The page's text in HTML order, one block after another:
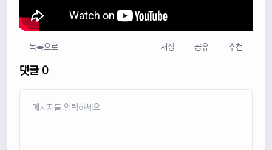
목록으로 저장 공유 추천
댓글 0